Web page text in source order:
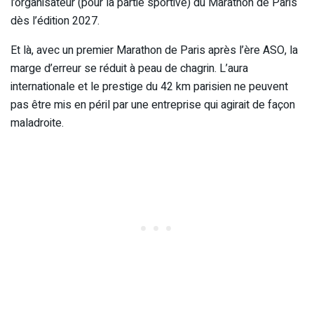
dès l’édition 2027.
Et là, avec un premier Marathon de Paris après l’ère ASO, la
marge d’erreur se réduit à peau de chagrin. L’aura
internationale et le prestige du 42 km parisien ne peuvent
pas être mis en péril par une entreprise qui agirait de façon
maladroite.